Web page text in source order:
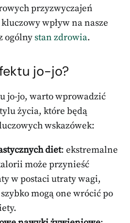
przyzwyczajeń
wpływ na nasze
ogólny stan zdrowia.
jo-jo?
jo-jo, warto wprowadzić
życia, które będą
wskazówek:
diet: ekstremalne
może przynieść
w postaci utraty wagi,
mogą one wrócić po